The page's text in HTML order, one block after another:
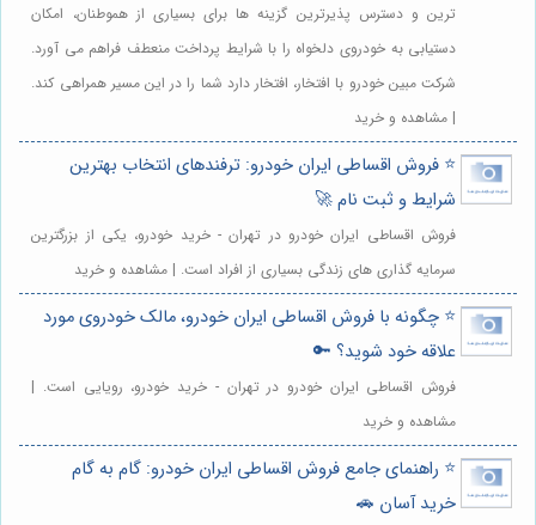
ترین و دسترس پذیرترین گزینه ها برای بسیاری از هموطنان، امکان
دستیابی به خودروی دلخواه را با شرایط پرداخت منعطف فراهم می آورد.
شرکت مبین خودرو با افتخار، افتخار دارد شما را در این مسیر همراهی کند.
| مشاهده و خرید
⭐️ فروش اقساطی ایران خودرو: ترفندهای انتخاب بهترین
شرایط و ثبت نام 🚀
فروش اقساطی ایران خودرو در تهران - خرید خودرو، یکی از بزرگترین
سرمایه گذاری های زندگی بسیاری از افراد است. | مشاهده و خرید
⭐️ چگونه با فروش اقساطی ایران خودرو، مالک خودروی مورد
علاقه خود شوید؟ 🔑
فروش اقساطی ایران خودرو در تهران - خرید خودرو، رویایی است. |
مشاهده و خرید
⭐️ راهنمای جامع فروش اقساطی ایران خودرو: گام به گام
خرید آسان 🚗